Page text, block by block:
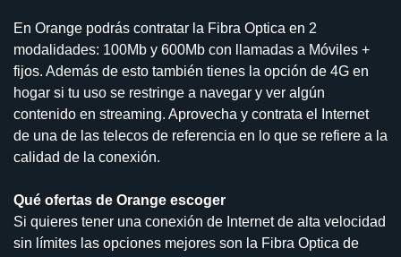
En Orange podrás contratar la Fibra Optica en 2
modalidades: 100Mb y 600Mb con llamadas a Móviles +
fijos. Además de esto también tienes la opción de 4G en
hogar si tu uso se restringe a navegar y ver algún
contenido en streaming. Aprovecha y contrata el Internet
de una de las telecos de referencia en lo que se refiere a la
calidad de la conexión.
Qué ofertas de Orange escoger
Si quieres tener una conexión de Internet de alta velocidad
sin límites las opciones mejores son la Fibra Optica de